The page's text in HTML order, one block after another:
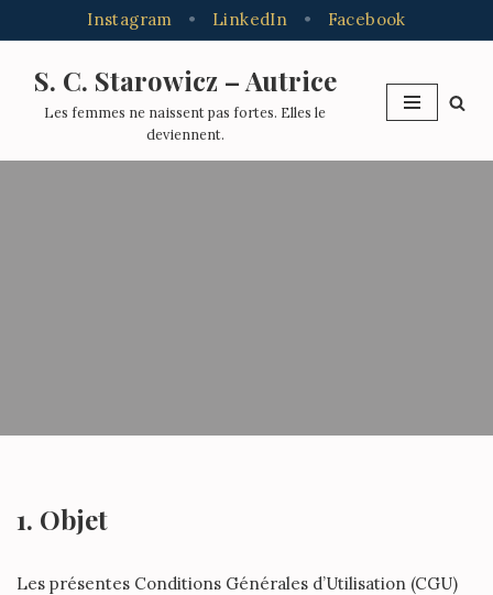
Aller
contenu
S. C. Starowicz – Autrice
Les femmes ne naissent pas fortes. Elles le
deviennent.
1. Objet
Les présentes Conditions Générales d’Utilisation (CGU)
Instagram • LinkedIn • Facebook